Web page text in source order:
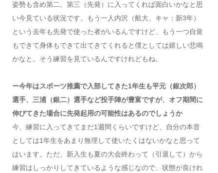
姿勢も含め第二、第三（先発）に入ってくれば面白いかなと思
い今見ている状況です。もう一人内沢（航大、キャ：新3年）
という去年も先発で使った者がいるんですけど、もう一つ自覚
もできて身体もできて出てきてくれると僕としては嬉しい悲鳴
かなと。そう練習を見ているんですけれどもね。
ー今年はスポーツ推薦で入部してきた1年生も平元（銀次郎）
選手、三浦（銀二）選手など投手陣が豊富ですが、オフ期間に
伸びてきた場合に先発起用の可能性はあるのでしょうか
今、練習に入ってきてまだ1週間くらいですけど、自分の本音
としては1年生をあまり無理して使いたくはないかなと思って
はいます。ただ、新入生も夏の大会終わって（引退して）から
練習はしっかりしてきているような感じなので、状態が良けれ